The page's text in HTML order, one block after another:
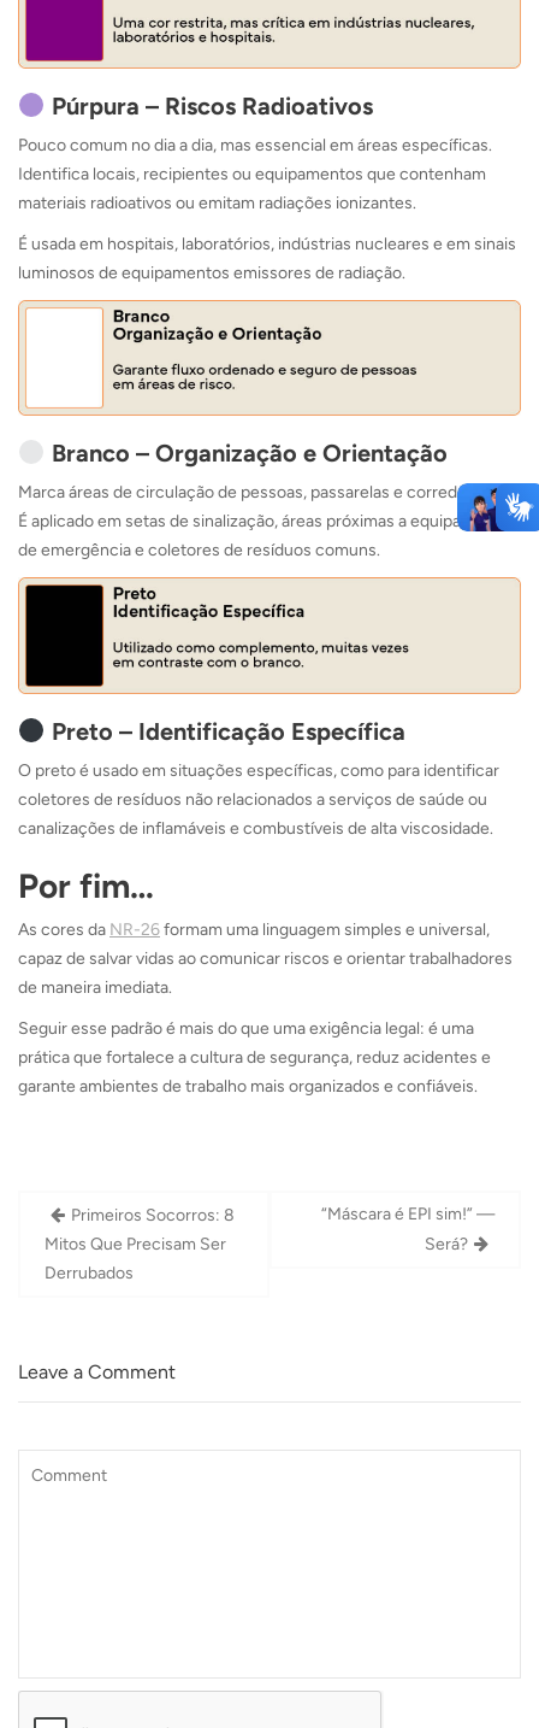
Púrpura – Riscos Radioativos
Pouco comum no dia a dia, mas essencial em áreas específicas.
Identifica locais, recipientes ou equipamentos que contenham
materiais radioativos ou emitam radiações ionizantes.
É usada em hospitais, laboratórios, indústrias nucleares e em sinais
luminosos de equipamentos emissores de radiação.
Branco – Organização e Orientação
Marca áreas de circulação de pessoas, passarelas e corredores.
É aplicado em setas de sinalização, áreas próximas a equipamentos
de emergência e coletores de resíduos comuns.
Preto – Identificação Específica
O preto é usado em situações específicas, como para identificar
coletores de resíduos não relacionados a serviços de saúde ou
canalizações de inflamáveis e combustíveis de alta viscosidade.
Por fim…
As cores da NR-26formam uma linguagem simples e universal,
capaz de salvar vidas ao comunicar riscos e orientar trabalhadores
de maneira imediata.
Seguir esse padrão é mais do que uma exigência legal: é uma
prática que fortalece a cultura de segurança, reduz acidentes e
garante ambientes de trabalho mais organizados e confiáveis.
Navegação
de
Post
Primeiros Socorros: 8
Mitos Que Precisam Ser
Derrubados
“Máscara é EPI sim!” —
Será?
Leave a Comment